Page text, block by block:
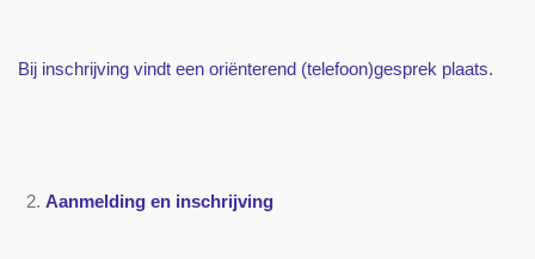
Bij inschrijving vindt een oriënterend (telefoon)gesprek plaats.
Aanmelding en inschrijving